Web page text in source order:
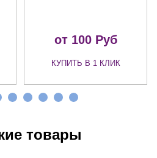
от 100Руб
КУПИТЬ В 1 КЛИК
товары